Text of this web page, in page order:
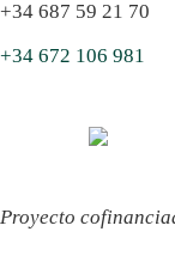
+34 687 59 21 70
+34 672 106 981
Proyecto